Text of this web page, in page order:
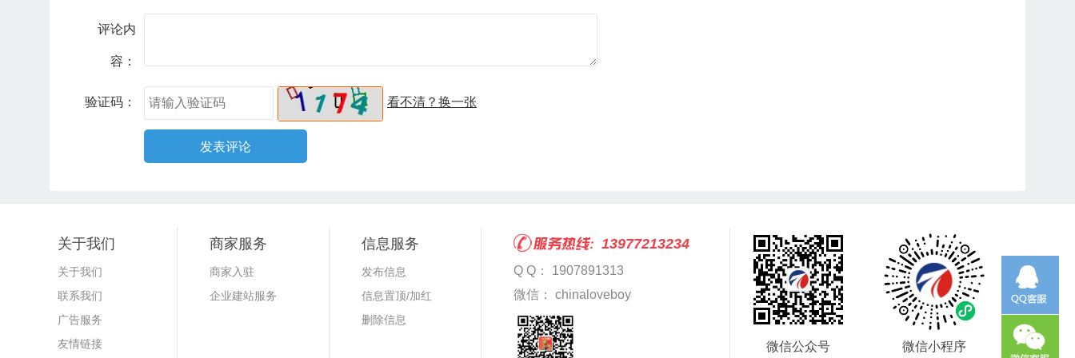
评论内
容：
验证码： 看不清？换一张
关于我们
关于我们
联系我们
广告服务
友情链接
商家服务
商家入驻
企业建站服务
信息服务
发布信息
信息置顶/加红
删除信息
13977213234
Q Q： 1907891313
微信： chinaloveboy
微信公众号 微信小程序